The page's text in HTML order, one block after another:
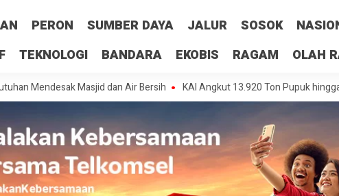
PERON SUMBER DAYA JALUR SOSOK
TEKNOLOGI BANDARA EKOBIS RAGAM OLAH
Masjid dan Air Bersih KAI Angkut 13.920 Ton Pupuk hingga Juli 2026,